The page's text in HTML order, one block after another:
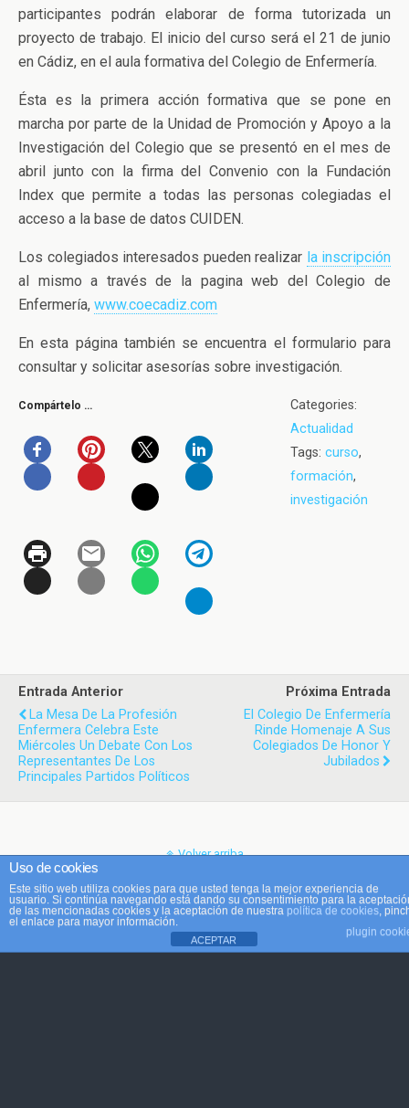
participantes podrán elaborar de forma tutorizada un
proyecto de trabajo. El inicio del curso será el 21 de junio
en Cádiz, en el aula formativa del Colegio de Enfermería.
Ésta es la primera acción formativa que se pone en
marcha por parte de la Unidad de Promoción y Apoyo a la
Investigación del Colegio que se presentó en el mes de
abril junto con la firma del Convenio con la Fundación
Index que permite a todas las personas colegiadas el
acceso a la base de datos CUIDEN.
Los colegiados interesados pueden realizar la inscripción
al mismo a través de la pagina web del Colegio de
Enfermería, www.coecadiz.com
En esta página también se encuentra el formulario para
consultar y solicitar asesorías sobre investigación.
Compártelo …
Categories:
Actualidad
Tags: curso,
formación,
investigación
Entrada Anterior
La Mesa De La Profesión
Enfermera Celebra Este
Miércoles Un Debate Con Los
Representantes De Los
Principales Partidos Políticos
Próxima Entrada
El Colegio De Enfermería
Rinde Homenaje A Sus
Colegiados De Honor Y
Jubilados
Volver arriba
Móvil Escritorio
Uso de cookies
Este sitio web utiliza cookies para que usted tenga la mejor experiencia de
usuario. Si continúa navegando está dando su consentimiento para la
de las mencionadas cookies y la aceptación de nuestra política de cookies ,
el enlace para mayor información.
plugin
ACEPTAR